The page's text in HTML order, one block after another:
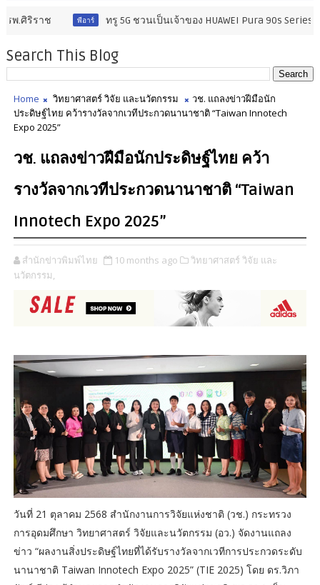
พีอาร์ ทรู 5G ชวนเป็นเจ้าของ HUAWEI Pura 90s Series 5G+ แฟล
Search This Blog
Home วิทยาศาสตร์ วิจัย และนวัตกรรม
วช. แถลงข่าวฝีมือนัก
ประดิษฐ์ไทย คว้ารางวัลจากเวทีประกวดนานาชาติ “Taiwan Innotech
Expo 2025”
วช. แถลงข่าวฝีมือนักประดิษฐ์ไทย คว้า
รางวัลจากเวทีประกวดนานาชาติ “Taiwan
Innotech Expo 2025”
สำนักข่าวพิมพ์ไทย 10 months ago
วิทยาศาสตร์ วิจัย และ
นวัตกรรม,
วันที่ 21 ตุลาคม 2568 สำนักงานการวิจัยแห่งชาติ (วช.) กระทรวง
การอุดมศึกษา วิทยาศาสตร์ วิจัยและนวัตกรรม (อว.) จัดงานแถลง
ข่าว “ผลงานสิ่งประดิษฐ์ไทยที่ได้รับรางวัลจากเวทีการประกวดระดับ
นานาชาติ Taiwan Innotech Expo 2025” (TIE 2025) โดย ดร.วิภา